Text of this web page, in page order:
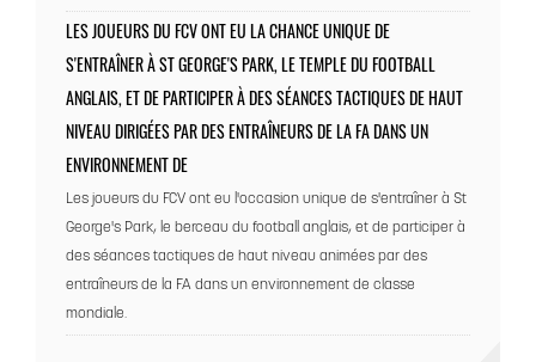
LES JOUEURS DU FCV ONT EU LA CHANCE UNIQUE DE
S'ENTRAÎNER À ST GEORGE'S PARK, LE TEMPLE DU FOOTBALL
ANGLAIS, ET DE PARTICIPER À DES SÉANCES TACTIQUES DE HAUT
NIVEAU DIRIGÉES PAR DES ENTRAÎNEURS DE LA FA DANS UN
ENVIRONNEMENT DE
Les joueurs du FCV ont eu l'occasion unique de s'entraîner à St
George's Park, le berceau du football anglais, et de participer à
des séances tactiques de haut niveau animées par des
entraîneurs de la FA dans un environnement de classe
mondiale.